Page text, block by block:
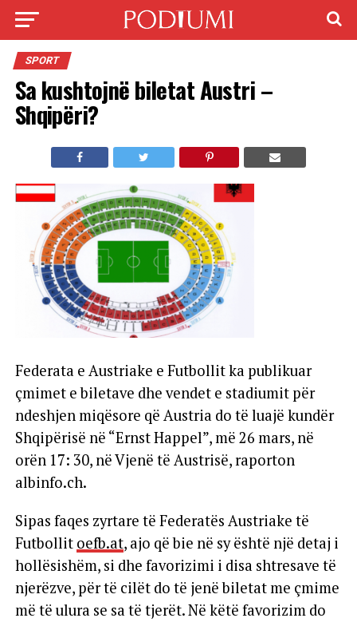
SPORT
Sa kushtojnë biletat Austri –
Shqipëri?
Federata e Austriake e Futbollit ka publikuar
çmimet e biletave dhe vendet e stadiumit për
ndeshjen miqësore që Austria do të luajë kundër
Shqipërisë në “Ernst Happel”, më 26 mars, në
orën 17: 30, në Vjenë të Austrisë, raporton
albinfo.ch.
Sipas faqes zyrtare të Federatës Austriake të
Futbollit oefb.at, ajo që bie në sy është një detaj i
hollësishëm, si dhe favorizimi i disa shtresave të
njerëzve, për të cilët do të jenë biletat me çmime
më të ulura se sa të tjerët. Në këtë favorizim do